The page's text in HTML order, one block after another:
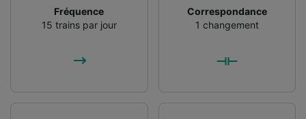
Fréquence
15 trains par jour
Correspondance
1 changement